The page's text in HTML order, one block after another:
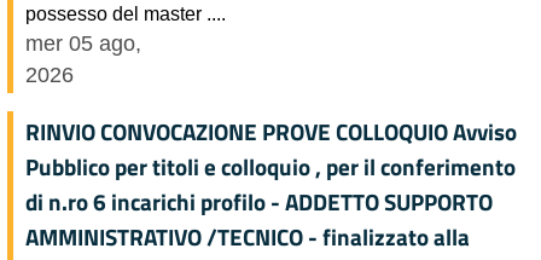
possesso del master ....
mer 05 ago,
2026
RINVIO CONVOCAZIONE PROVE COLLOQUIO Avviso
Pubblico per titoli e colloquio , per il conferimento
di n.ro 6 incarichi profilo - ADDETTO SUPPORTO
AMMINISTRATIVO /TECNICO - finalizzato alla